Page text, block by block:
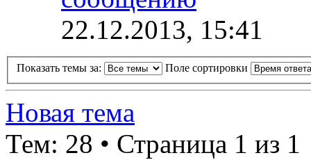
22.12.2013, 15:41
Показать темы за: Поле сортировки
Новая тема
Тем: 28 • Страница 1 из 1